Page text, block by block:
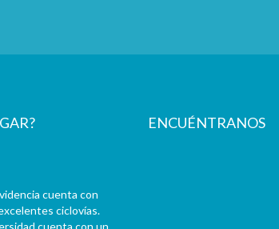
cuenta con
ciclovías.
cuenta con un
ENCUÉNTRANOS